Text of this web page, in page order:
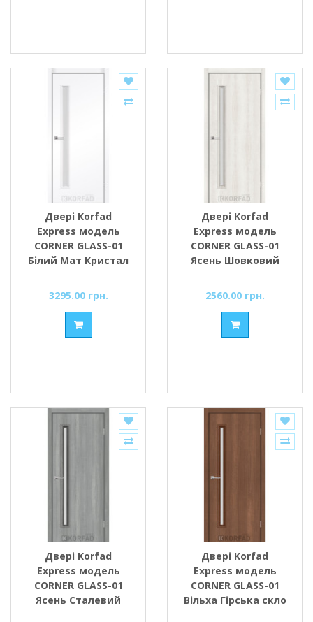
Двері Korfad
Express модель
CORNER GLASS-01
Білий Мат Кристал
чорне
3295.00 грн.
Двері Korfad
Express модель
CORNER GLASS-01
Ясень Шовковий
чорне
2560.00 грн.
Двері Korfad
Express модель
CORNER GLASS-01
Ясень Сталевий
Двері Korfad
Express модель
CORNER GLASS-01
Вільха Гірська скло